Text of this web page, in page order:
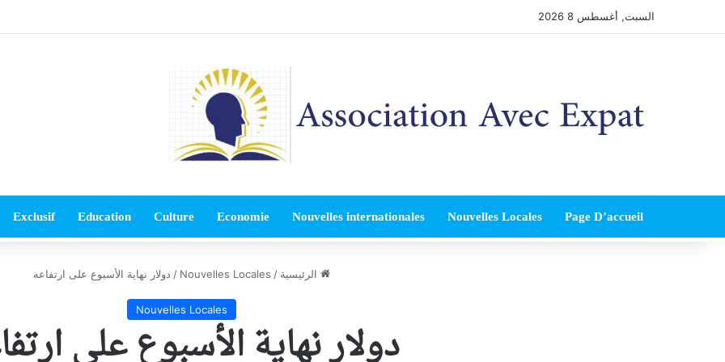
السبت, أغسطس 8 2026
Page D’accueil
Nouvelles Locales
Nouvelles internationales
Economie
Culture
Education
Exclusif
الرئيسية /
Nouvelles Locales
/ دولار نهاية الأسبوع على ارتفاعه
Nouvelles Locales
دولار نهاية الأسبوع على